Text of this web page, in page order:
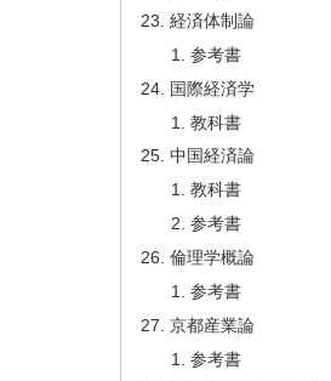
経済体制論
参考書
国際経済学
教科書
中国経済論
教科書
参考書
倫理学概論
参考書
京都産業論
参考書